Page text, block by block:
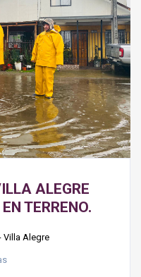
TURISMO
MEDIO AMBIENTE
ALEGRE
TERRENO.
Villa Alegre